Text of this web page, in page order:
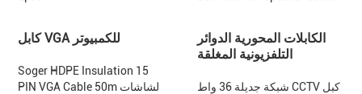
كابل VGA للكمبيوتر
Soger HDPE Insulation 15
PIN VGA Cable 50m لشاشات
الكابلات المحورية الدوائر
التلفزيونية المغلقة
شبكة جديلة 36 واط CCTV كبل